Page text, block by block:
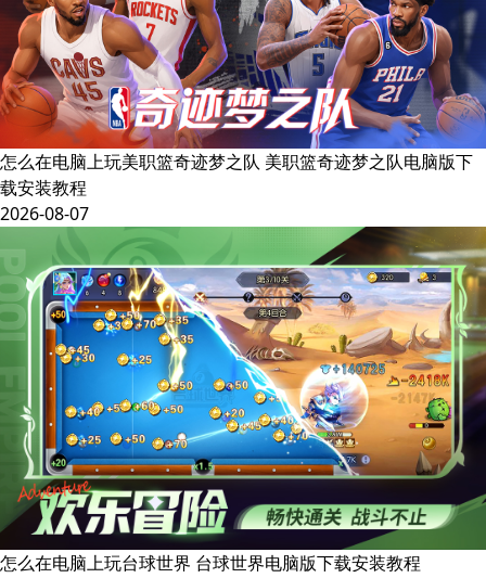
怎么在电脑上玩美职篮奇迹梦之队 美职篮奇迹梦之队电脑版下
载安装教程
2026-08-07
怎么在电脑上玩台球世界 台球世界电脑版下载安装教程